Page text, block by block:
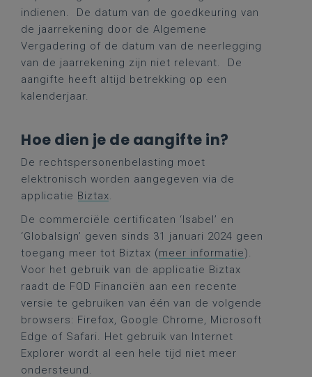
indienen. De datum van de goedkeuring van
de jaarrekening door de Algemene
Vergadering of de datum van de neerlegging
van de jaarrekening zijn niet relevant. De
aangifte heeft altijd betrekking op een
kalenderjaar.
Hoe dien je de aangifte in?
De rechtspersonenbelasting moet
elektronisch worden aangegeven via de
applicatie Biztax.
De commerciële certificaten ‘Isabel’ en
‘Globalsign’ geven sinds 31 januari 2024 geen
toegang meer tot Biztax (meer informatie).
Voor het gebruik van de applicatie Biztax
raadt de FOD Financiën aan een recente
versie te gebruiken van één van de volgende
browsers: Firefox, Google Chrome, Microsoft
Edge of Safari. Het gebruik van Internet
Explorer wordt al een hele tijd niet meer
ondersteund.